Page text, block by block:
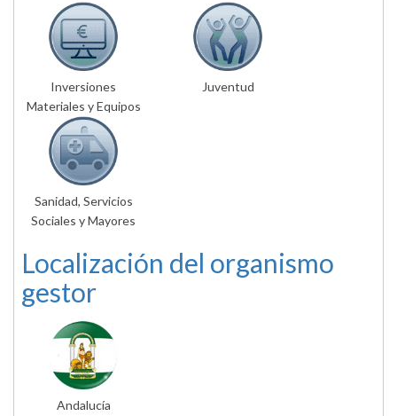
Inversiones
Materiales y Equipos
Juventud
Sanidad, Servicios
Sociales y Mayores
Localización del organismo
gestor
Andalucía